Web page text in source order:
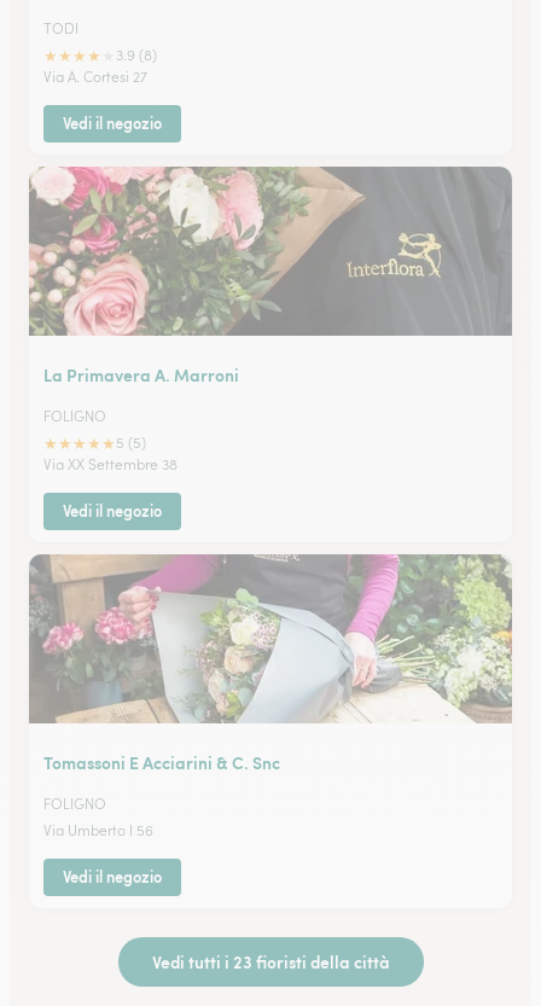
TODI
★★★★
3.9 (8)
Via A. Cortesi 27
Vedi il negozio
La Primavera A. Marroni
FOLIGNO
★★★★★ 5 (5)
Via XX Settembre 38
Vedi il negozio
Tomassoni E Acciarini & C. Snc
FOLIGNO
Via Umberto I 56
Vedi il negozio
Vedi tutti i 23 fioristi della città